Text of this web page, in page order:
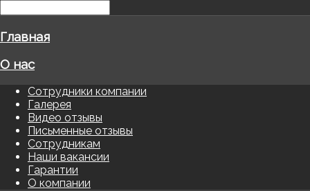
Главная
О нас
Сотрудники компании
Галерея
Видео отзывы
Письменные отзывы
Сотрудникам
Наши вакансии
Гарантии
О компании